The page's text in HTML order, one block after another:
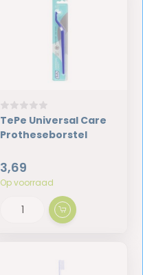
TePe Universal Care
Protheseborstel
3,69
Op voorraad